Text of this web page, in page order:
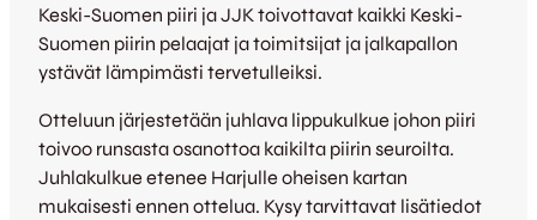
Keski-Suomen piiri ja JJK toivottavat kaikki Keski-
Suomen piirin pelaajat ja toimitsijat ja jalkapallon
ystävät lämpimästi tervetulleiksi.
Otteluun järjestetään juhlava lippukulkue johon piiri
toivoo runsasta osanottoa kaikilta piirin seuroilta.
Juhlakulkue etenee Harjulle oheisen kartan
mukaisesti ennen ottelua. Kysy tarvittavat lisätiedot